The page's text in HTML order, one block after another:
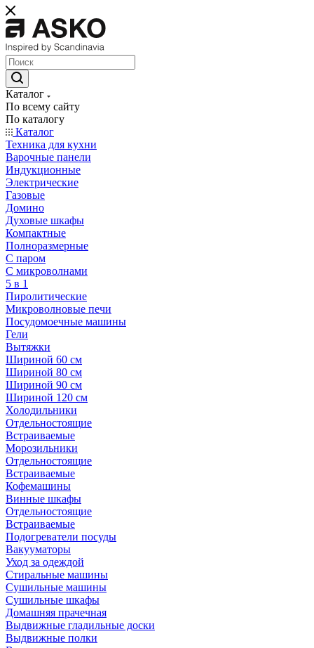
Каталог
По всему сайту
По каталогу
Каталог
Техника для кухни
Варочные панели
Индукционные
Электрические
Газовые
Домино
Духовые шкафы
Компактные
Полноразмерные
C паром
C микроволнами
5 в 1
Пиролитические
Микроволновые печи
Посудомоечные машины
Гели
Вытяжки
Шириной 60 см
Шириной 80 см
Шириной 90 см
Шириной 120 см
Холодильники
Отдельностоящие
Встраиваемые
Морозильники
Отдельностоящие
Встраиваемые
Кофемашины
Винные шкафы
Отдельностоящие
Встраиваемые
Подогреватели посуды
Вакууматоры
Уход за одеждой
Стиральные машины
Сушильные машины
Сушильные шкафы
Домашняя прачечная
Выдвижные гладильные доски
Выдвижные полки